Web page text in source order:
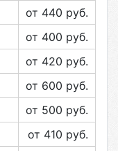
от 440 руб.
от 400 руб.
от 420 руб.
от 600 руб.
от 500 руб.
от 410 руб.